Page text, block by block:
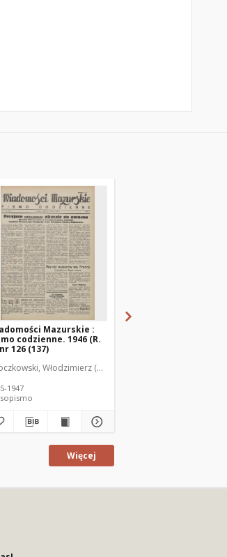
Mazurskie :
codzienne. 1946 (R.
126 (137)
Włodzimierz (1902-1971). Redaktor
1947
Więcej